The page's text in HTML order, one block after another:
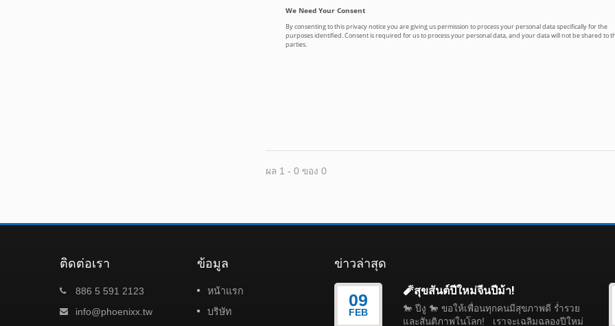
ผล 1 - 0 ของ 0
ติดต่อเรา
886 5 591 2123
info@phoenixx.tw
ข้อมูล
หน้าแรก
บริษัท
ข่าวล่าสุด
07
NOV
งานแสดงอาคารไทเป 2024
เรียนพันธมิตร, เราขอเชิญคุณเข้าร่วมงาน
09
FEB
🧨สุขสันต์ปีใหม่จีนปีม้า!
🐎 ปีงู 🐎 ขอให้เพื่อนทุกคนมีสุขภาพดี ร่ำรวย
และสันติภาพในโลก! เราจะเฉลิมฉลองปีใหม่